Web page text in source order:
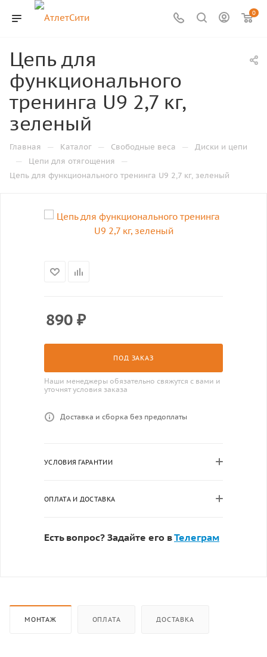
0
Цепь для
функционального
тренинга U9 2,7 кг,
зеленый
Главная — Каталог — Свободные веса — Диски и цепи
— Цепи для отягощения —
Цепь для функционального тренинга U9 2,7 кг, зеленый
890 ₽
ПОД ЗАКАЗ
Наши менеджеры обязательно свяжутся с вами и
уточнят условия заказа
Доставка и сборка без предоплаты
УСЛОВИЯ ГАРАНТИИ
ОПЛАТА И ДОСТАВКА
Есть вопрос? Задайте его вТелеграм
МОНТАЖ ОПЛАТА ДОСТАВКА